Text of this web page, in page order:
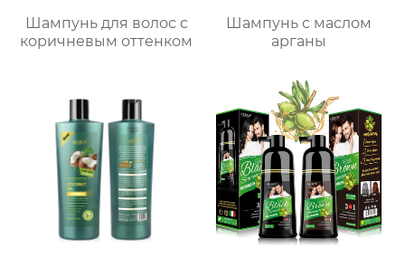
Шампунь для волос с
коричневым оттенком
Шампунь с маслом
арганы